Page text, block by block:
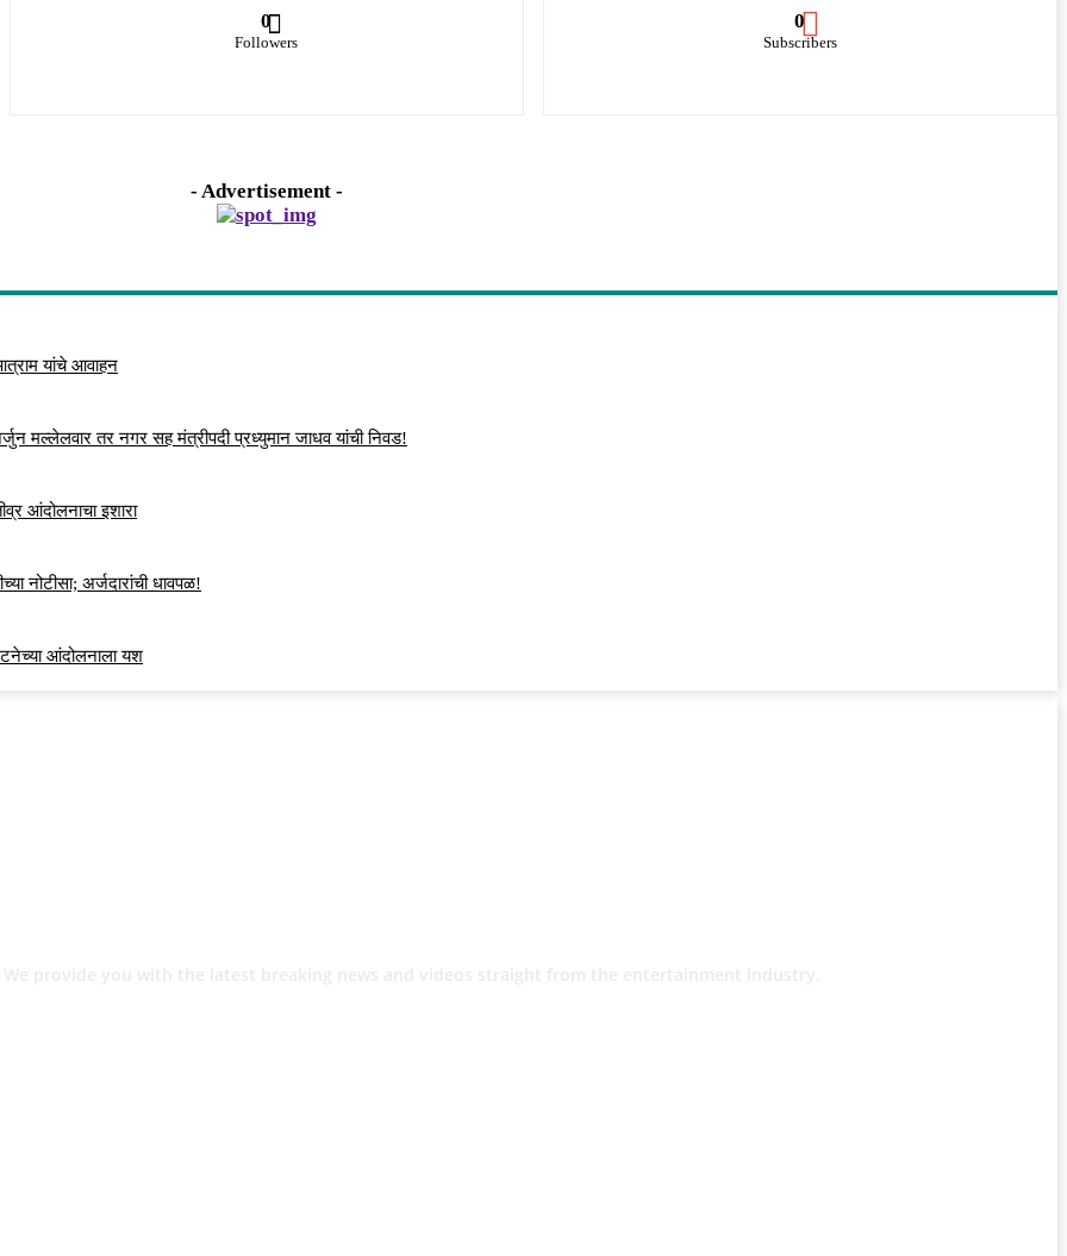
0
Followers
0
Subscribers
- Advertisement -
यांचे आवाहन
मल्लेलवार तर नगर सह मंत्रीपदी प्रध्युमान जाधव यांची निवड!
आंदोलनाचा इशारा
नोटीसा; अर्जदारांची धावपळ!
आंदोलनाला यश